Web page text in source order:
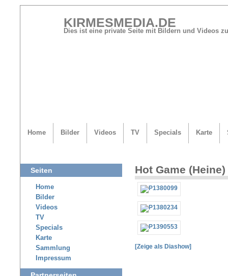
KIRMESMEDIA.DE
Dies ist eine private Seite mit Bildern und Videos
Home Bilder Videos TV Specials Karte
Hot Game (Heine)
[Zeige als Diashow]
Seiten
Home
Bilder
Videos
TV
Specials
Karte
Sammlung
Impressum